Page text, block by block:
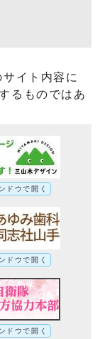
イト内容に
るものではあ
ドウで開く
ドウで開く
ドウで開く